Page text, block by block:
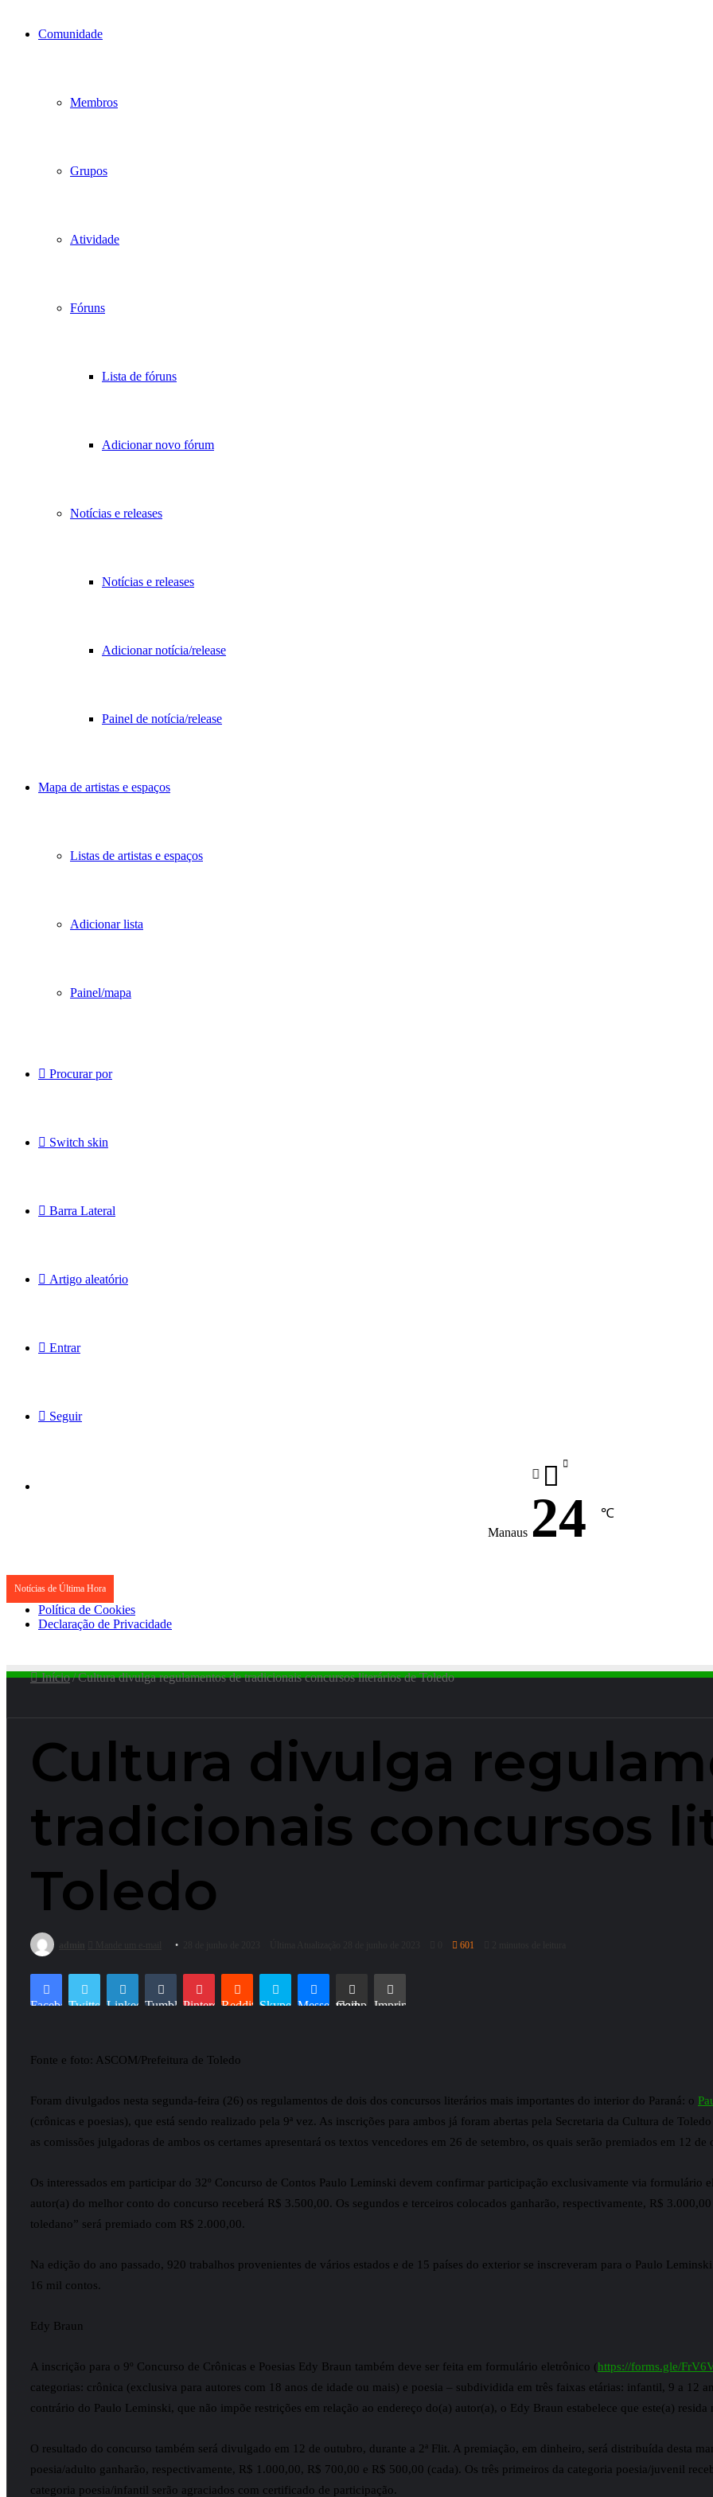
Comunidade
Membros
Grupos
Atividade
Fóruns
Lista de fóruns
Adicionar novo fórum
Notícias e releases
Notícias e releases
Adicionar notícia/release
Painel de notícia/release
Mapa de artistas e espaços
Listas de artistas e espaços
Adicionar lista
Painel/mapa
Procurar por
Switch skin
Barra Lateral
Artigo aleatório
Entrar
Seguir
Manaus 24 ℃
Notícias de Última Hora
Política de Cookies
Declaração de Privacidade
Início/Cultura divulga regulamentos de tradicionais concursos literários de Toledo
Cultura divulga
tradicionais concursos
Toledo
601
FacebookTwitter LinkedinTumblr PinterestReddit Skype Messenger
Compartilhar via e-mail Imprimir
Fonte e foto: ASCOM/Prefeitura de Toledo
Foram divulgados nesta segunda-feira (26) os regulamentos de dois dos concursos literários mais importantes do interior do Paraná: o
(crônicas e poesias), que está sendo realizado pela 9ª vez. As inscrições para ambos já foram abertas pela Secretaria da Cultura de
as comissões julgadoras de ambos os certames apresentará os textos vencedores em 26 de setembro, os quais serão premiados em 12
Os interessados em participar do 32º Concurso de Contos Paulo Leminski devem confirmar participação exclusivamente via formulário
autor(a) do melhor conto do concurso receberá R$ 3.500,00. Os segundos e terceiros colocados ganharão, respectivamente, R$
toledano” será premiado com R$ 2.000,00.
Na edição do ano passado, 920 trabalhos provenientes de vários estados e de 15 países do exterior se inscreveram para o Paulo
16 mil contos.
Edy Braun
A inscrição para o 9º Concurso de Crônicas e Poesias Edy Braun também deve ser feita em formulário eletrônico (https://forms.gle/
categorias: crônica (exclusiva para autores com 18 anos de idade ou mais) e poesia – subdividida em três faixas etárias: infantil, 9 a 12
contrário do Paulo Leminski, que não impõe restrições em relação ao endereço do(a) autor(a), o Edy Braun estabelece que este(a) resida
O resultado do concurso também será divulgado em 12 de outubro, durante a 2ª Flit. A premiação, em dinheiro, será distribuída desta
poesia/adulto ganharão, respectivamente, R$ 1.000,00, R$ 700,00 e R$ 500,00 (cada). Os três primeiros da categoria poesia/juvenil
categoria poesia/infantil serão agraciados com certificado de participação.